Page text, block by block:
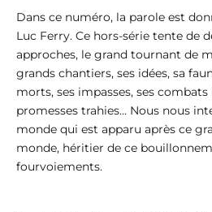
Dans ce numéro, la parole est
Luc Ferry. Ce hors-série tente de
approches, le grand tournant de
grands chantiers, ses idées, sa
morts, ses impasses, ses combats
promesses trahies… Nous nous
monde qui est apparu après ce
monde, héritier de ce
fourvoiements.